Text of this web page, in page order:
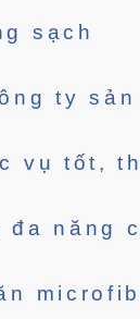
sạch
ty
vụ tốt,
năng